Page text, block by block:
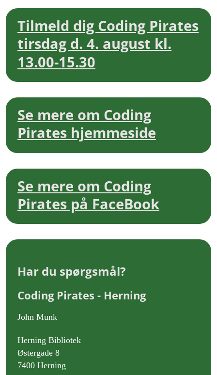
Tilmeld dig Coding Pirates
tirsdag d. 4. august kl.
13.00-15.30
Se mere om Coding
Pirates hjemmeside
Se mere om Coding
Pirates på FaceBook
Har du spørgsmål?
Coding Pirates - Herning
John Munk
Herning Bibliotek
Østergade 8
7400 Herning